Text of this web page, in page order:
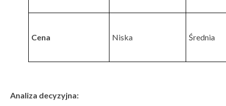
Cena Niska Średnia
Analiza decyzyjna: